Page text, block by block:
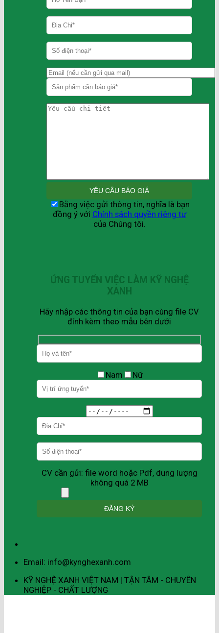
Bằng việc gửi thông tin, nghĩa là bạn
đồng ý với Chính sách quyền riêng tư
của Chúng tôi.
ỨNG TUYỂN VIỆC LÀM KỸ NGHỆ
XANH
Hãy nhập các thông tin của bạn cùng file CV
đính kèm theo mẫu bên dưới
Nam Nữ
CV cần gửi: file word hoặc Pdf, dung lượng
không quá 2 MB
Email: info@kynghexanh.com
KỸ NGHỆ XANH VIỆT NAM | TẬN TÂM - CHUYÊN
NGHIỆP - CHẤT LƯỢNG